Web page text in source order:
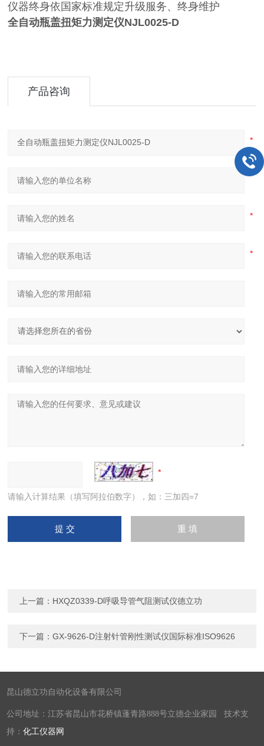
仪器终身依国家标准规定升级服务、终身维护
全自动瓶盖扭矩力测定仪NJL0025-D
产品咨询
请输入计算结果（填写阿拉伯数字），如：三加四=7
上一篇： HXQZ0339-D呼吸导管气阻测试仪德立功
下一篇：GX-9626-D注射针管刚性测试仪国际标准ISO9626
昆山德立功自动化设备有限公司
公司地址：江苏省昆山市花桥镇蓬青路888号立德企业家园 技术支
持：化工仪器网